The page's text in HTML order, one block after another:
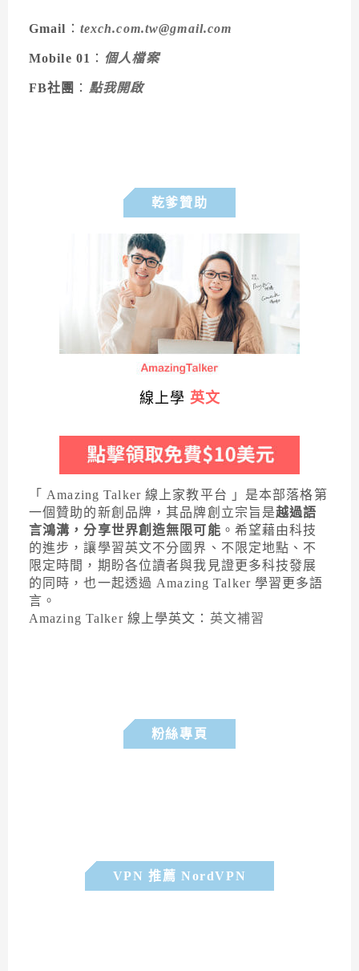
Gmail ： texch.com.tw@gmail.com
Mobile 01 ： 個人檔案
FB社團 ： 點我開啟
乾爹贊助
線上學 英文
「 Amazing Talker 線上家教平台 」是本部落格第
一個贊助的新創品牌，其品牌創立宗旨是越過語
言鴻溝，分享世界創造無限可能 。希望藉由科技
的進步，讓學習英文不分國界、不限定地點、不
限定時間，期盼各位讀者與我見證更多科技發展
的同時，也一起透過 Amazing Talker 學習更多語
言。
Amazing Talker 線上學英文： 英文補習
粉絲專頁
VPN 推薦 NordVPN